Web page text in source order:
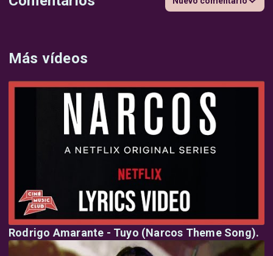
Más vídeos
Rodrigo Amarante - Tuyo (Narcos Theme Song).